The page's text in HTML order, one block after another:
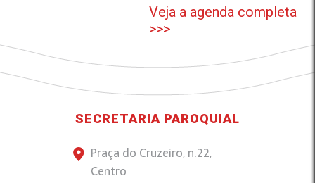
Veja a agenda completa
>>>
SECRETARIA PAROQUIAL
Praça do Cruzeiro, n.22,
Centro